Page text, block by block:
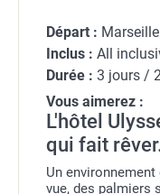
Départ : Marseille
Inclus : All
Durée : 3 jours /
Vous aimerez :
L'hôtel
qui fait
Un environnement
vue, des palmiers